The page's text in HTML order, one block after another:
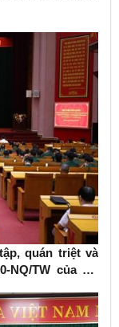
quán triệt và
TW của Bộ